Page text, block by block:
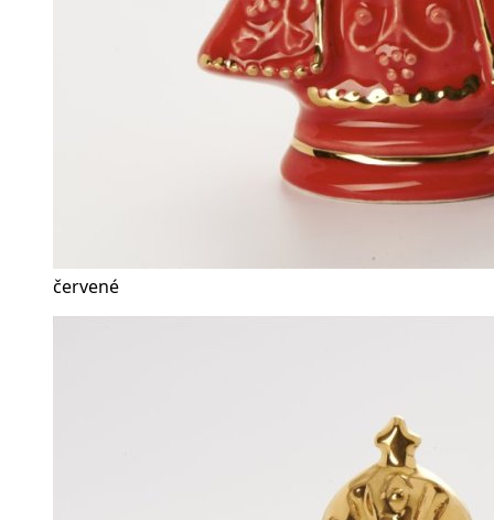
červené